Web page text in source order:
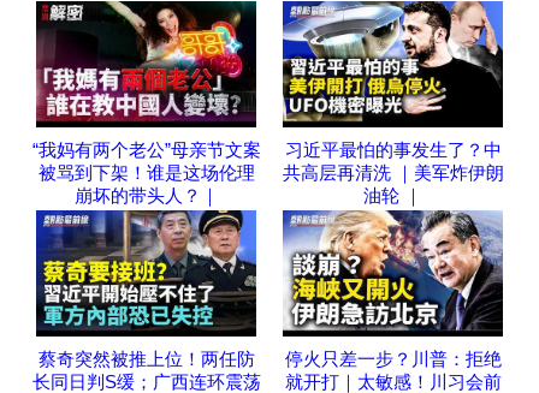
“我妈有两个老公”母亲节文案
被骂到下架！谁是这场伦理
崩坏的带头人？｜
习近平最怕的事发生了？中
共高层再清洗 ｜美军炸伊朗
油轮 ｜
蔡奇突然被推上位！两任防
长同日判S缓；广西连环震荡
停火只差一步？川普：拒绝
就开打｜太敏感！川习会前